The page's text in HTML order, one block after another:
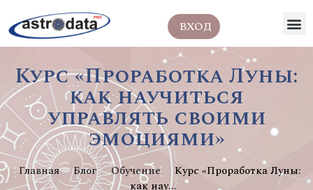
ВХОД
Курс «Проработка Луны:
как научиться
управлять своими
эмоциями»
Главная Блог Обучение
Курс «Проработка Луны:
как нау...